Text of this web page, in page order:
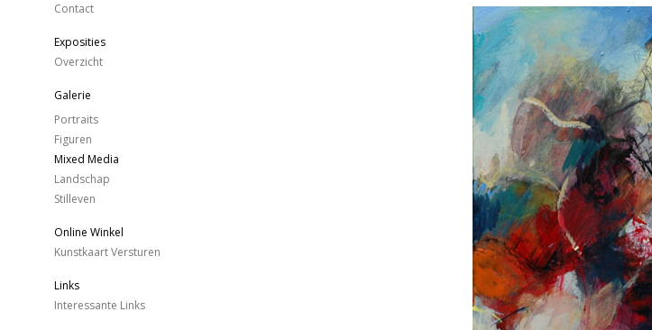
Contact
Exposities
Overzicht
Galerie
Portraits
Figuren
Mixed Media
Landschap
Stilleven
Online Winkel
Kunstkaart Versturen
Links
Interessante Links